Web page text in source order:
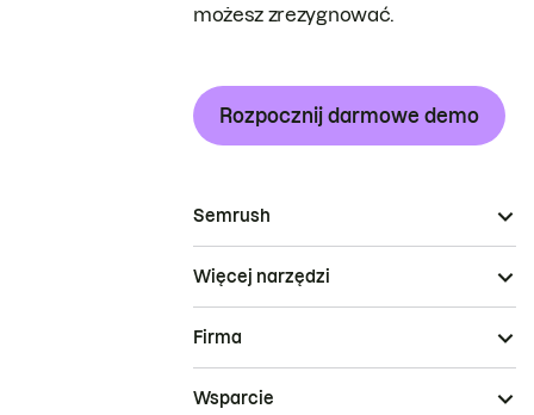
możesz zrezygnować.
Rozpocznij darmowe demo
Semrush
Więcej narzędzi
Firma
Wsparcie